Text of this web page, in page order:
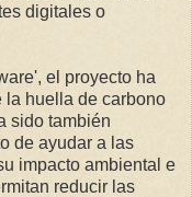
digitales o
el proyecto ha
la huella de carbono
sido también
de ayudar a las
impacto ambiental e
reducir las